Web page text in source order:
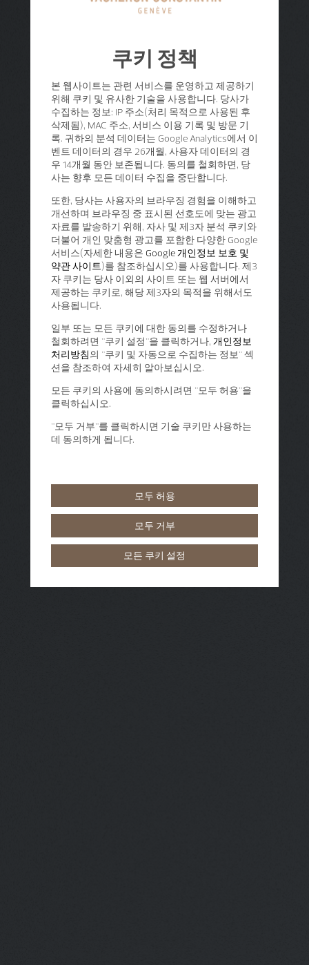
쿠키 정책
본 웹사이트는 관련 서비스를 운영하고 제공하기
위해 쿠키 및 유사한 기술을 사용합니다. 당사가
수집하는 정보: IP 주소(처리 목적으로 사용된 후
삭제됨), MAC 주소, 서비스 이용 기록 및 방문 기
록. 귀하의 분석 데이터는 Google Analytics에서 이
벤트 데이터의 경우 26개월, 사용자 데이터의 경
우 14개월 동안 보존됩니다. 동의를 철회하면, 당
사는 향후 모든 데이터 수집을 중단합니다.
또한, 당사는 사용자의 브라우징 경험을 이해하고
개선하며 브라우징 중 표시된 선호도에 맞는 광고
자료를 발송하기 위해, 자사 및 제3자 분석 쿠키와
더불어 개인 맞춤형 광고를 포함한 다양한 Google
서비스(자세한 내용은 Google 개인정보 보호 및
약관 사이트)를 참조하십시오)를 사용합니다. 제3
자 쿠키는 당사 이외의 사이트 또는 웹 서버에서
제공하는 쿠키로, 해당 제3자의 목적을 위해서도
사용됩니다.
일부 또는 모든 쿠키에 대한 동의를 수정하거나
철회하려면 "쿠키 설정"을 클릭하거나, 개인정보
처리방침의 "쿠키 및 자동으로 수집하는 정보" 섹
션을 참조하여 자세히 알아보십시오.
모든 쿠키의 사용에 동의하시려면 "모두 허용"을
클릭하십시오.
"모두 거부"를 클릭하시면 기술 쿠키만 사용하는
데 동의하게 됩니다.
모두 허용
모두 거부
모든 쿠키 설정